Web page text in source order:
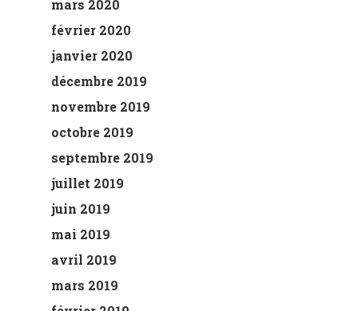
mars 2020
février 2020
janvier 2020
décembre 2019
novembre 2019
octobre 2019
septembre 2019
juillet 2019
juin 2019
mai 2019
avril 2019
mars 2019